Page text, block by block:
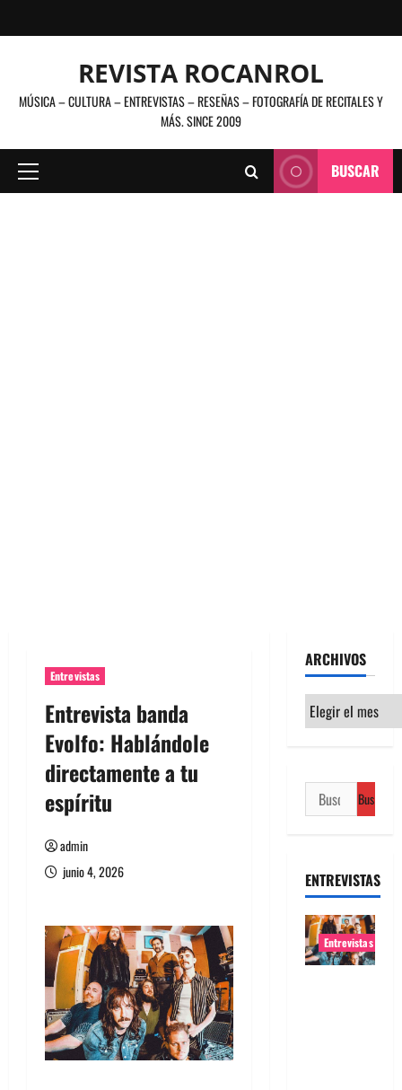
al
REVISTA ROCANROL
MÚSICA – CULTURA – ENTREVISTAS – RESEÑAS – FOTOGRAFÍA DE RECITALES Y
MÁS. SINCE 2009
Menú
BUSCAR
Entrevistas
Entrevista banda
Evolfo: Hablándole
directamente a tu
espíritu
admin
junio 4, 2026
ARCHIVOS
Archivos
Buscar:
ENTREVISTAS
Entrevistas